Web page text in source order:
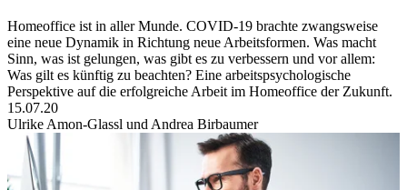
Homeoffice ist in aller Munde. COVID-19 brachte zwangsweise
eine neue Dynamik in Richtung neue Arbeitsformen. Was macht
Sinn, was ist gelungen, was gibt es zu verbessern und vor allem:
Was gilt es künftig zu beachten? Eine arbeitspsychologische
Perspektive auf die erfolgreiche Arbeit im Homeoffice der Zukunft.
15.07.20
Ulrike Amon-Glassl und Andrea Birbaumer